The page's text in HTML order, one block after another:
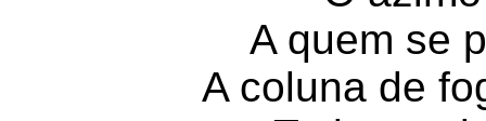
A quem se
A coluna de